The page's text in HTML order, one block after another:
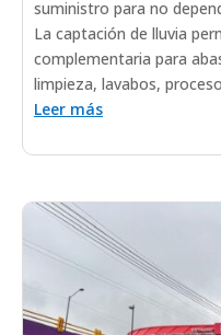
suministro para no
La captación de lluvia
complementaria para
limpieza, lavabos,
Leer más